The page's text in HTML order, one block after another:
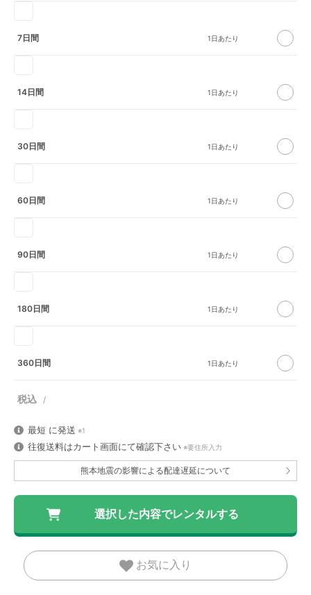
7日間
14日間
30日間
60日間
90日間
180日間
360日間
最短 に発送 ※1
往復送料はカート画面にて確認下さい ※要住所入力
熊本地震の影響による配達遅延について
お気に入り